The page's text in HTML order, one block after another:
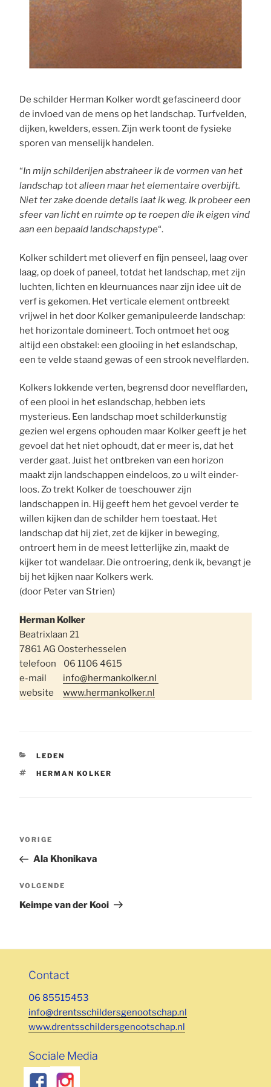
De schilder Herman Kolker wordt gefascineerd door
de invloed van de mens op het landschap. Turfvelden,
dijken, kwelders, essen. Zijn werk toont de fysieke
sporen van menselijk handelen.
“In mijn schilderijen abstraheer ik de vormen van het
landschap tot alleen maar het elementaire overbijft.
Niet ter zake doende details laat ik weg. Ik probeer een
sfeer van licht en ruimte op te roepen die ik eigen vind
aan een bepaald landschapstype“.
Kolker schildert met olieverf en fijn penseel, laag over
laag, op doek of paneel, totdat het landschap, met zijn
luchten, lichten en kleurnuances naar zijn idee uit de
verf is gekomen. Het verticale element ontbreekt
vrijwel in het door Kolker gemanipuleerde landschap:
het horizontale domineert. Toch ontmoet het oog
altijd een obstakel: een glooiing in het eslandschap,
een te velde staand gewas of een strook nevelflarden.
Kolkers lokkende verten, begrensd door nevelflarden,
of een plooi in het eslandschap, hebben iets
mysterieus. Een landschap moet schilderkunstig
gezien wel ergens ophouden maar Kolker geeft je het
gevoel dat het niet ophoudt, dat er meer is, dat het
verder gaat. Juist het ontbreken van een horizon
maakt zijn landschappen eindeloos, zo u wilt einder-
loos. Zo trekt Kolker de toeschouwer zijn
landschappen in. Hij geeft hem het gevoel verder te
willen kijken dan de schilder hem toestaat. Het
landschap dat hij ziet, zet de kijker in beweging,
ontroert hem in de meest letterlijke zin, maakt de
kijker tot wandelaar. Die ontroering, denk ik, bevangt je
bij het kijken naar Kolkers werk.
(door Peter van Strien)
Herman Kolker
Beatrixlaan 21
7861 AG Oosterhesselen
telefoon 06 1106 4615
e-mail info@hermankolker.nl
websitewww.hermankolker.nl
CATEGORIEËN
LEDEN
TAGS
HERMAN KOLKER
Bericht
Vorig
bericht
VORIGE
Ala Khonikava
Volgend
bericht
VOLGENDE
Keimpe van der Kooi
Contact
06 85515453
info@drentsschildersgenootschap.nl
www.drentsschildersgenootschap.nl
Sociale Media